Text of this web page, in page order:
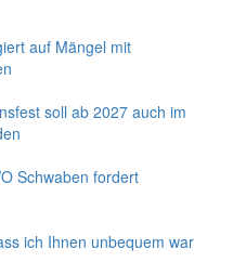
auf Mängel mit
soll ab 2027 auch im
Schwaben fordert
ich Ihnen unbequem war